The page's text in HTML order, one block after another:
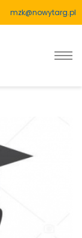
mzk@nowytarg.pl